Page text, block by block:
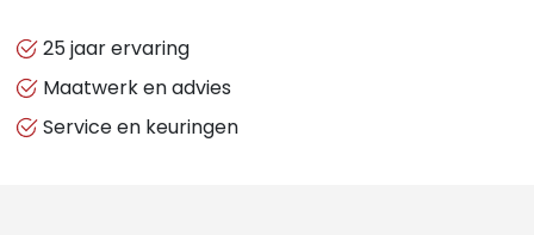
KLEM
-
FA2010300A
aantal
25 jaar ervaring
Maatwerk en advies
Service en keuringen